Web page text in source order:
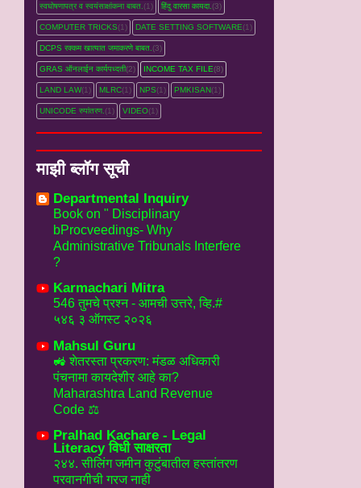
स्वघोषणापत्र व स्वयंसाक्षांकना बाबत. (1) हिंदु वारसा कायदा.(3)
COMPUTER TRICKS(1) DATE SETTING SOFTWARE(1)
DCPS रक्‍कम खात्‍यात जमाकरणे बाबत. (3)
GRAS ऑनलाईन कार्यपध्‍दती(2) INCOME TAX FILE(8)
LAND LAW(1) MLRC(1) NPS(1) PMKISAN(1)
UNICODE रुपांतरण. (1) VIDEO(1)
माझी ब्लॉग सूची
Departmental Inquiry
Book on " Disciplinary
bProcveedings- Why
Administrative Tribunals Interfere
?
Karmachari Mitra
546 तुमचे प्रश्न - आमची उत्तरे, व्हि.#
५४६ ३ ऑगस्ट २०२६
Mahsul Guru
🚜 शेतरस्ता प्रकरण: मंडळ अधिकारी
पंचनामा कायदेशीर आहे का?
Maharashtra Land Revenue
Code ⚖️
Pralhad Kachare - Legal
Literacy विधी साक्षरता
२४४. सीलिंग जमीन कुटुंबातील हस्तांतरण
परवानगीची गरज नाही